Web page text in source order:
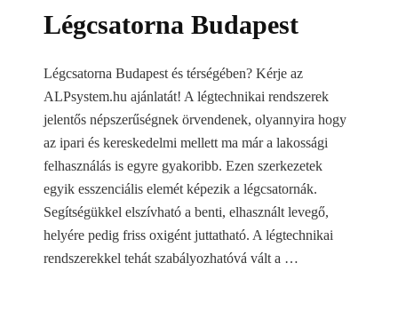
Légcsatorna Budapest
Légcsatorna Budapest és térségében? Kérje az
ALPsystem.hu ajánlatát! A légtechnikai rendszerek
jelentős népszerűségnek örvendenek, olyannyira hogy
az ipari és kereskedelmi mellett ma már a lakossági
felhasználás is egyre gyakoribb. Ezen szerkezetek
egyik esszenciális elemét képezik a légcsatornák.
Segítségükkel elszívható a benti, elhasznált levegő,
helyére pedig friss oxigént juttatható. A légtechnikai
rendszerekkel tehát szabályozhatóvá vált a …